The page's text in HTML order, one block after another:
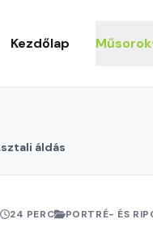
Kezdőlap Műsorok
áldás
24 PERC PORTRÉ- ÉS